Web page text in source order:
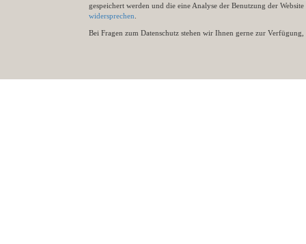
gespeichert werden und die eine Analyse der Benutzung der
widersprechen
Bei Fragen zum Datenschutz stehen wir Ihnen gerne zur